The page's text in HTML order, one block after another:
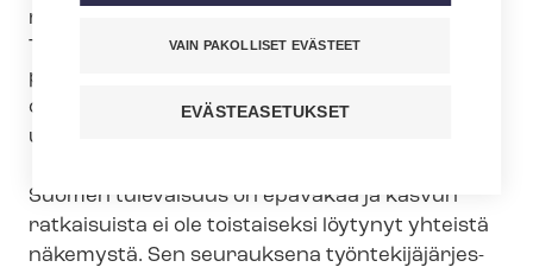
naisvaltaisen sote-alan työntekijöiden asema
Tehyä vahvistamalla, ja estää fysioterapeuttien
pirstaloituminen eri liittoihin. Ajankohtaista se
on siksi, että työ­mark­ki­na­ti­lan­ne ja sote-
uudistus muuttavat toi­min­taym­pä­ris­töä.
Suomen tulevaisuus on epävakaa ja kasvun
ratkaisuista ei ole toistaiseksi löytynyt yhteistä
näkemystä. Sen seurauksena työn­te­ki­jä­jär­jes­
VAIN PAKOLLISET EVÄSTEET
EVÄSTEASETUKSET